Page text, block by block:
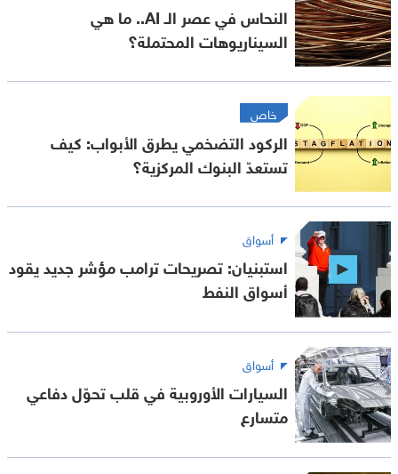
النحاس في عصر الـ AI.. ما هي
السيناريوهات المحتملة؟
خاص
الركود التضخمي يطرق الأبواب: كيف
تستعدّ البنوك المركزية؟
أسواق
استبنيان: تصريحات ترامب مؤشر جديد يقود
أسواق النفط
أسواق
السيارات الأوروبية في قلب تحوّل دفاعي
متسارع